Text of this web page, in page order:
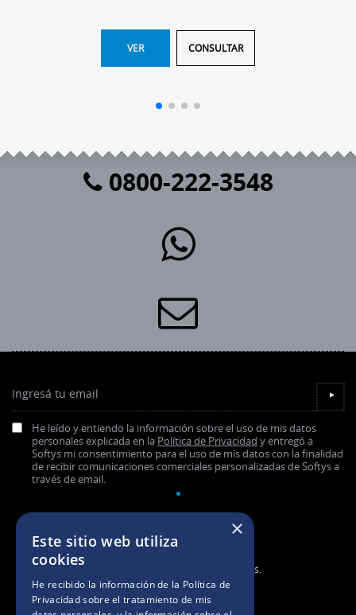
VER CONSULTAR
0800-222-3548
Ingresá tu email
He leído y entiendo la información sobre el uso de mis datos
personales explicada en la Política de Privacidad y entregó a
Softys mi consentimiento para el uso de mis datos con la finalidad
de recibir comunicaciones comerciales personalizadas de Softys a
través de email.
▼
2025. Todos los derechos reservados.
BASES Y CONDICIONES
×
Este sitio web utiliza
cookies
He recibido la información de la Política de
Privacidadsobre el tratamiento de mis